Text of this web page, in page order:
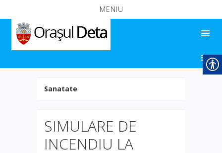
MENIU
Sanatate
SIMULARE DE
INCENDIU LA